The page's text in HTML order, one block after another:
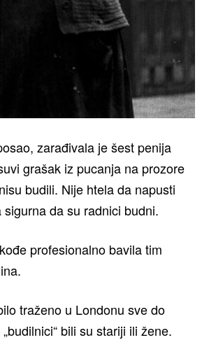
zarađivala je šest penija
grašak iz pucanja na prozore
budili. Nije htela da napusti
da su radnici budni.
profesionalno bavila tim
traženo u Londonu sve do
bili su stariji ili žene.